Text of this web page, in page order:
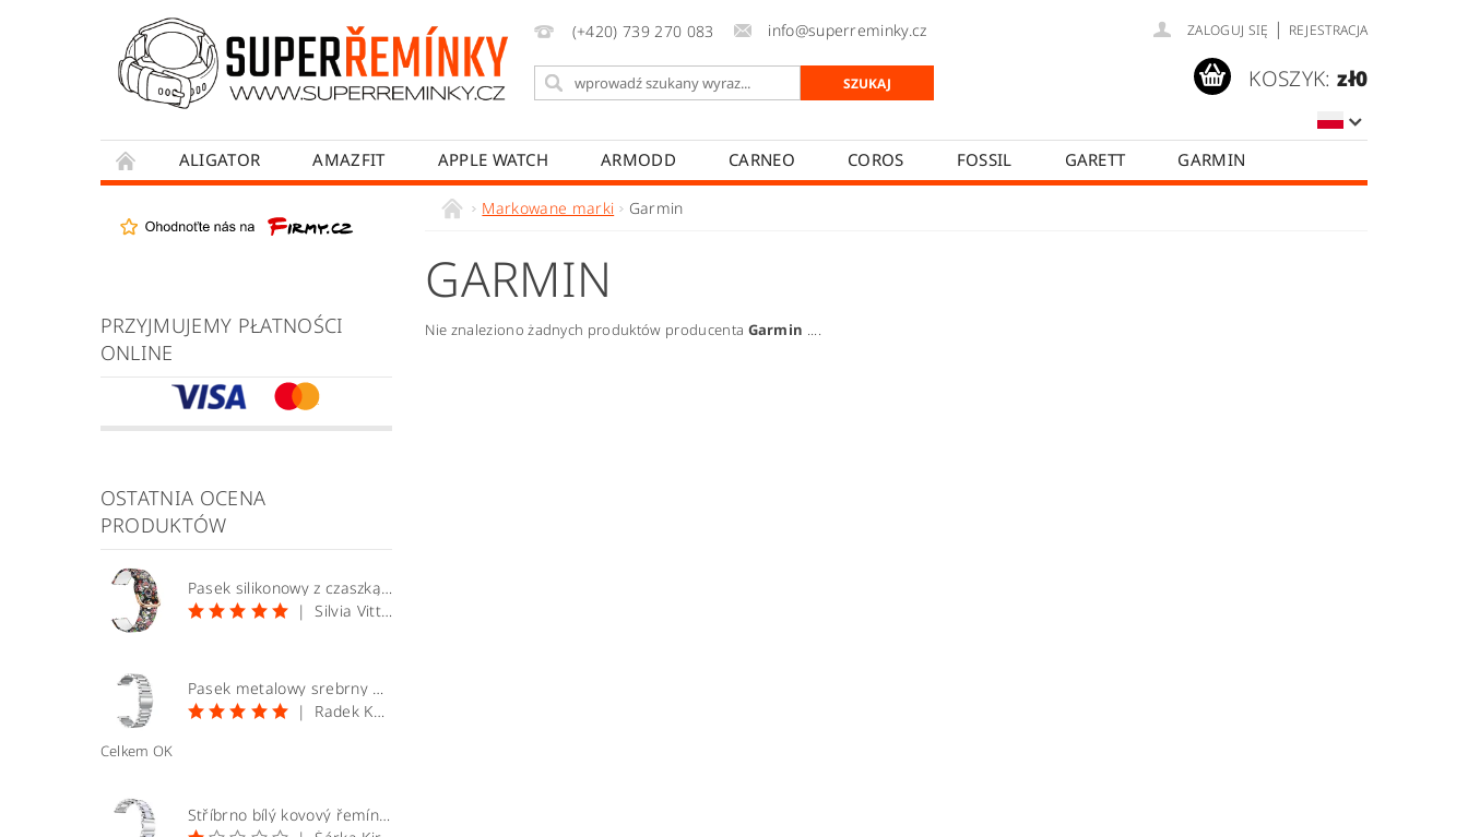
(+420) 739 270 083 info@superreminky.cz ZALOGUJ SIĘ | REJESTRACJA
KOSZYK: zł0
ALIGATOR AMAZFIT APPLE WATCH ARMODD CARNEO COROS FOSSIL GARETT
GARMIN
MYKRONOZ NEOGO
WITHINGS
WOWME
JAK NAKUPOVAT JAK REKLAMOVAT
PRZYJMUJEMY PŁATNOŚCI
ONLINE
OSTATNIA OCENA
PRODUKTÓW
Pasek silikonowy z czaszką 20 mm
|
Silvia Vittekova
Pasek metalowy srebrny 20mm
|
Radek Kopecký
Celkem OK
Stříbrno bílý kovový řemínek 22mm
Markowane marki Garmin
GARMIN
Nie znaleziono żadnych produktów producenta Garmin ....